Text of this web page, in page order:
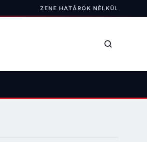
ZENE HATÁROK NÉLKÜL
Keresés